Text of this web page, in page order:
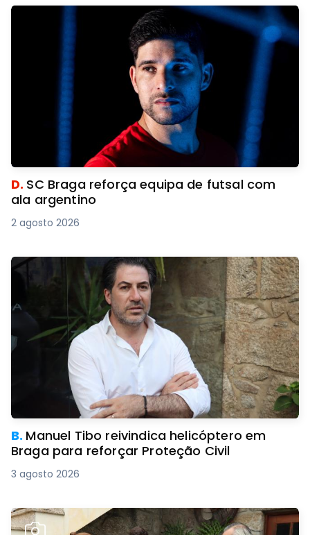
D. SC Braga reforça equipa de futsal com
ala argentino
2 agosto 2026
B. Manuel Tibo reivindica helicóptero em
Braga para reforçar Proteção Civil
3 agosto 2026